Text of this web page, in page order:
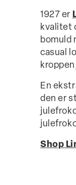
1927 er
kvalitet
bomuld
casual
En
den er
Shop